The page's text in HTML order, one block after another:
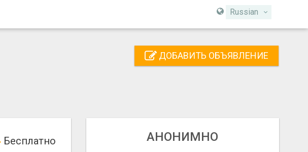
Russian
ДОБАВИТЬ ОБЪЯВЛЕНИЕ
Бесплатно АНОНИМНО